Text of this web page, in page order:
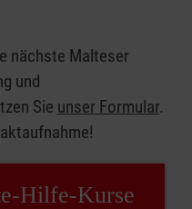
nächste Malteser
und
Sie unser Formular.
Hilfe-Kurse